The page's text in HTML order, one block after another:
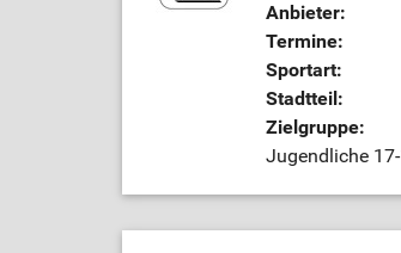
Anbieter:
Termine:
Sportart:
Stadtteil:
Zielgruppe:
Jugendliche